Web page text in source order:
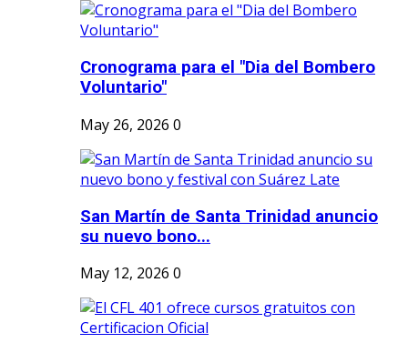
Cronograma para el "Dia del Bombero
Voluntario"
May 26, 2026 0
San Martín de Santa Trinidad anuncio
su nuevo bono...
May 12, 2026 0